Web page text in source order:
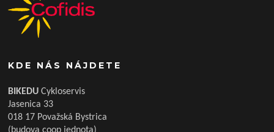
KDE NÁS NÁJDETE
BIKEDUCykloservis
Jasenica 33
018 17 Považská Bystrica